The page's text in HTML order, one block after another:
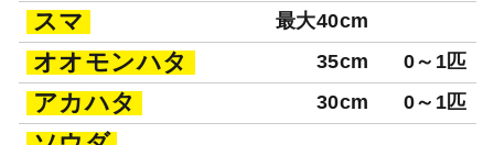
スマ 最大40cm
オオモンハタ 35cm 0～1匹
アカハタ 30cm 0～1匹